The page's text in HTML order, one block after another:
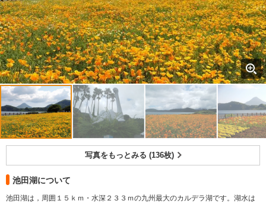
写真をもっとみる (136枚)
池田湖について
池田湖は，周囲１５ｋｍ・水深２３３ｍの九州最大のカルデラ湖です。湖水は